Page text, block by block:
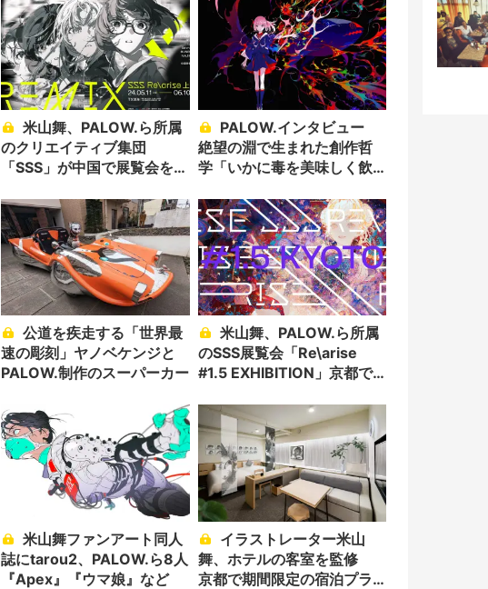
米山舞、PALOW.ら所属
のクリエイティブ集団
「SSS」が中国で展覧会を開
絶望の淵で生まれた創作哲
学「いかに毒を美味しく飲
公道を疾走する「世界最
速の彫刻」ヤノベケンジと
PALOW.制作のスーパーカー
のSSS展覧会「Re\arise
#1.5 EXHIBITION」京都で
米山舞ファンアート同人
誌にtarou2、PALOW.ら8人
『Apex』『ウマ娘』など
舞、ホテルの客室を監修
京都で期間限定の宿泊プラ